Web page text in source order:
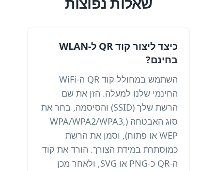
כיצד ליצור קוד QR ל-WLAN
בחינם?
השתמש במחולל קוד QR ה-WiFi
החינמי שלנו למעלה. הזן את שם
הרשת שלך (SSID) והסיסמה, בחר את
סוג האבטחה (WPA/WPA2/WPA3,
WEP או פתוח), וסמן את הרשת
כמוסתרת במידת הצורך. הורד את קוד
ה-QR כ-PNG או SVG, ולאחר מכן